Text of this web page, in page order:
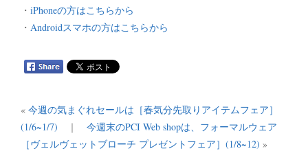
・ iPhoneの方はこちらから
・ Androidスマホの方はこちらから
« 今週の気まぐれセールは［春気分先取りアイテムフェア］
(1/6~1/7) ｜ 今週末のPCI Web shopは、フォーマルウェア
［ヴェルヴェットブローチ プレゼントフェア］(1/8~12) »